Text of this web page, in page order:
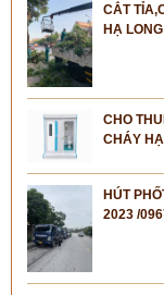
CẮT
HẠ LONG
CHO
CHÁY
HÚT
2023 /